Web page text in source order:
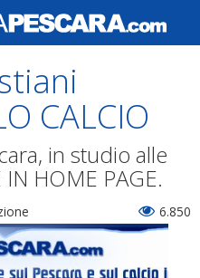
CALCIO
in studio alle
HOME PAGE.
6.850